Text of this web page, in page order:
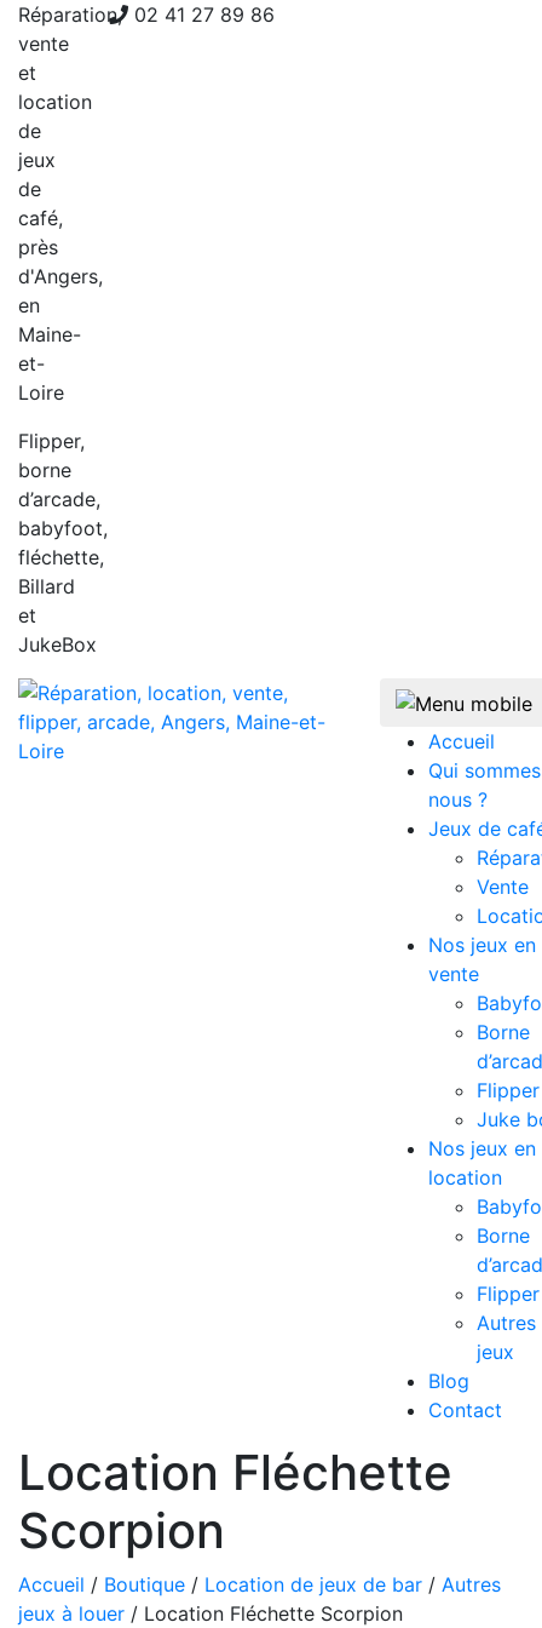
Réparation,
vente
et
location
de
jeux
de
café,
près
d'Angers,
en
Maine-
et-
Loire
02 41 27 89 86
Flipper,
borne
d’arcade,
babyfoot,
fléchette,
Billard
et
JukeBox
Accueil
Qui
nous ?
Jeux de
Vente
Nos jeux en
vente
Borne
Flipper
Juke
Nos jeux en
location
Borne
Flipper
Autres
jeux
Blog
Contact
Location Fléchette
Scorpion
Accueil / Boutique / Location de jeux de bar / Autres
jeux à louer / Location Fléchette Scorpion